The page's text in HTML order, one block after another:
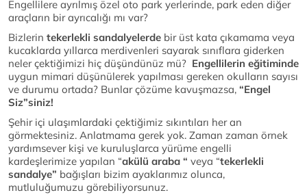
Engellilere ayrılmış özel oto park yerlerinde, park eden diğer
araçların bir ayrıcalığı mı var?
Bizlerin tekerlekli sandalyelerde bir üst kata çıkamama veya
kucaklarda yıllarca merdivenleri sayarak sınıflara giderken
neler çektiğimizi hiç düşündünüz mü? Engellilerin eğitiminde
uygun mimari düşünülerek yapılması gereken okulların sayısı
ve durumu ortada? Bunlar çözüme kavuşmazsa, “Engel
Siz”siniz!
Şehir içi ulaşımlardaki çektiğimiz sıkıntıları her an
görmektesiniz. Anlatmama gerek yok. Zaman zaman örnek
yardımsever kişi ve kuruluşlarca yürüme engelli
kardeşlerimize yapılan “akülü araba “ veya “tekerlekli
sandalye” bağışları bizim ayaklarımız olunca,
mutluluğumuzu görebiliyorsunuz.